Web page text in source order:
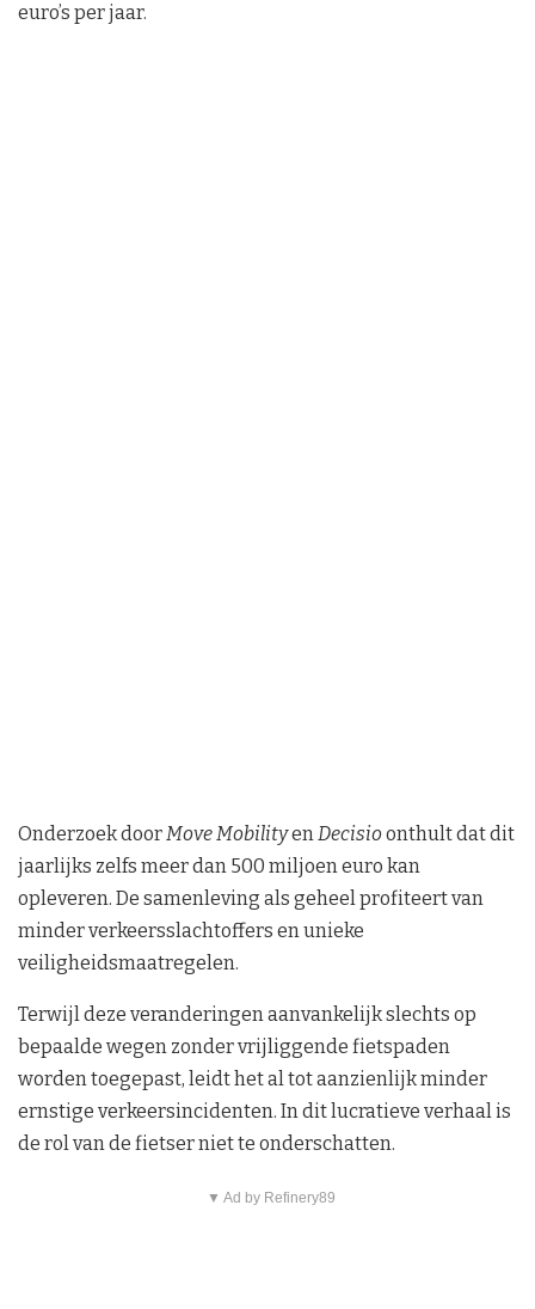
euro’s per jaar.
Onderzoek doorMove MobilityenDecisioonthult dat dit
jaarlijks zelfs meer dan 500 miljoen euro kan
opleveren. De samenleving als geheel profiteert van
minder verkeersslachtoffers en unieke
veiligheidsmaatregelen.
Terwijl deze veranderingen aanvankelijk slechts op
bepaalde wegen zonder vrijliggende fietspaden
worden toegepast, leidt het al tot aanzienlijk minder
ernstige verkeersincidenten. In dit lucratieve verhaal is
de rol van de fietser niet te onderschatten.
▼ Ad by Refinery89